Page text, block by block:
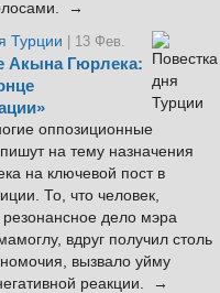
→
Турции
| 13 Фев.
Акына Гюрлека:
оппозиционные
на тему назначения
на ключевой пост в
То, что человек,
резонансное дело мэра
вдруг получил столь
вызвало уйму
реакции. →